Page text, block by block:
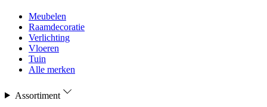
Meubelen
Raamdecoratie
Verlichting
Vloeren
Tuin
Alle merken
Assortiment